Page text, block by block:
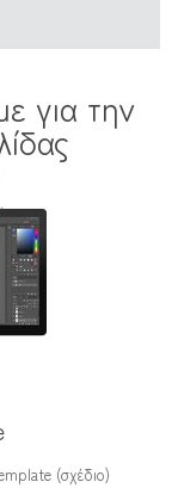
για την
(σχέδιο)